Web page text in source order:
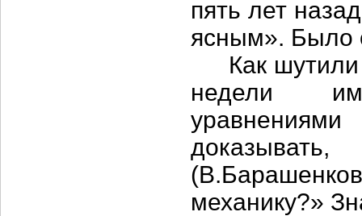
пять лет
ясным». Было
Как шутили
недели им
механику?»